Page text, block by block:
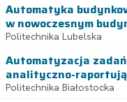
Automatyka
w nowoczesnym
Politechnika Lubelska
Automatyzacja
analityczno-
Politechnika Białostocka